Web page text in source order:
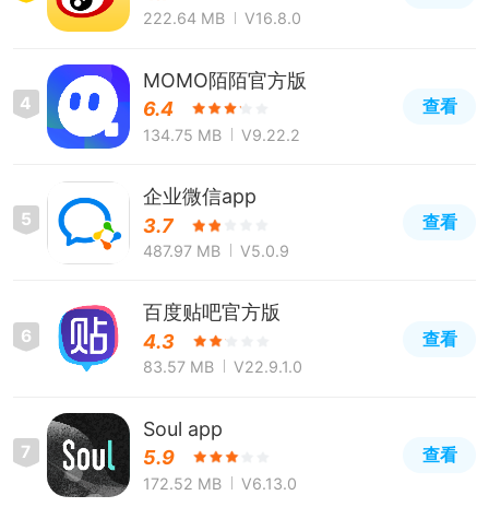
222.64 MB V16.8.0
4
MOMO陌陌官方版
6.4
134.75 MB V9.22.2
查看
5
企业微信app
3.7
487.97 MB V5.0.9
查看
6
百度贴吧官方版
4.3
83.57 MB V22.9.1.0
查看
7
Soul app
5.9
172.52 MB V6.13.0
查看